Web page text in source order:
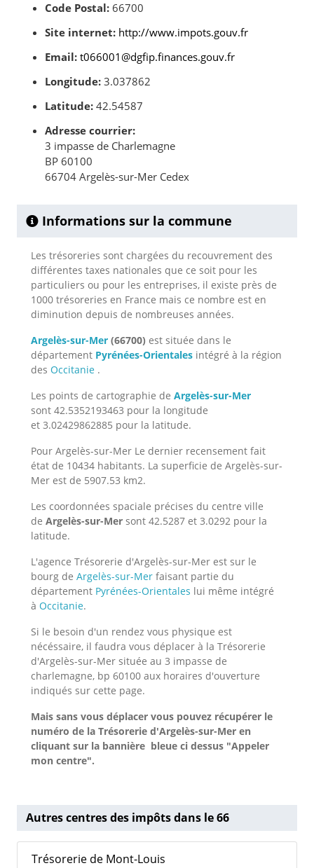
Code Postal: 66700
Site internet: http://www.impots.gouv.fr
Email: t066001@dgfip.finances.gouv.fr
Longitude: 3.037862
Latitude: 42.54587
Adresse courrier:
3 impasse de Charlemagne
BP 60100
66704 Argelès-sur-Mer Cedex
Informations sur la commune
Les trésoreries sont chargées du recouvrement des
différentes taxes nationales que ce soit pour les
particuliers ou pour les entreprises, il existe près de
1000 trésoreries en France mais ce nombre est en
diminution depuis de nombreuses années.
Argelès-sur-Mer (66700) est située dans le
département Pyrénées-Orientales intégré à la région
des Occitanie .
Les points de cartographie de Argelès-sur-Mer
sont 42.5352193463 pour la longitude
et 3.02429862885 pour la latitude.
Pour Argelès-sur-Mer Le dernier recensement fait
état de 10434 habitants. La superficie de Argelès-sur-
Mer est de 5907.53 km2.
Les coordonnées spaciale précises du centre ville
de Argelès-sur-Mer sont 42.5287 et 3.0292 pour la
latitude.
L'agence Trésorerie d'Argelès-sur-Mer est sur le
bourg de Argelès-sur-Mer faisant partie du
département Pyrénées-Orientales lui même intégré
à Occitanie.
Si le besoin d'un rendez vous physique est
nécéssaire, il faudra vous déplacer à la Trésorerie
d'Argelès-sur-Mer située au 3 impasse de
charlemagne, bp 60100 aux horaires d'ouverture
indiqués sur cette page.
Mais sans vous déplacer vous pouvez récupérer le
numéro de la Trésorerie d'Argelès-sur-Mer en
cliquant sur la bannière bleue ci dessus "Appeler
mon centre".
Autres centres des impôts dans le 66
Trésorerie de Mont-Louis